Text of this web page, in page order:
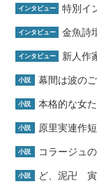
インタビュー 特別イ
インタビュー 金魚詩
インタビュー 新人作
小説 幕間は波の
小説 本格的な女
小説 原里実連作
小説 コラージュ
小説 ど、泥卍